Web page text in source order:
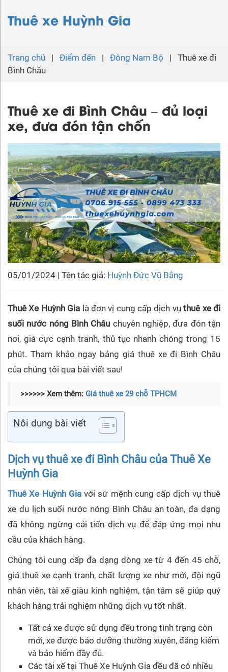
Thuê xe Huỳnh Gia
Trang chủ | Điểm đến | Đông Nam Bộ |
Thuê xe đi
Bình Châu
Thuê xe đi Bình Châu – đủ loại
xe, đưa đón tận chốn
05/01/2024 | Tên tác giả: Huỳnh Đức Vũ Bằng
Thuê Xe Huỳnh Gia là đơn vị cung cấp dịch vụthuê xe đi
suối nước nóng Bình Châu chuyên nghiệp, đưa đón tận
nơi, giá cực cạnh tranh, thủ tục nhanh chóng trong 15
phút. Tham khảo ngay bảng giá thuê xe đi Bình Châu
của chúng tôi qua bài viết sau!
>>>>>> Xem thêm: Giá thuê xe 29 chỗ TPHCM
Nôi dung bài viết
Dịch vụ thuê xe đi Bình Châu của Thuê Xe
Huỳnh Gia
Thuê Xe Huỳnh Giavới sứ mệnh cung cấp dịch vụ thuê
xe du lịch suối nước nóng Bình Châu an toàn, đa dạng
đã không ngừng cải tiến dịch vụ để đáp ứng mọi nhu
cầu của khách hàng.
Chúng tôi cung cấp đa dạng dòng xe từ 4 đến 45 chỗ,
giá thuê xe cạnh tranh, chất lượng xe như mới, đội ngũ
nhân viên, tài xế giàu kinh nghiệm, tận tâm sẽ giúp quý
khách hàng trải nghiệm những dịch vụ tốt nhất.
Tất cả xe được sử dụng đều trong tình trạng còn
mới, xe được bảo dưỡng thường xuyên, đăng kiểm
và bảo hiểm đầy đủ.
Các tài xế tại Thuê Xe Huỳnh Gia đều đã có nhiều